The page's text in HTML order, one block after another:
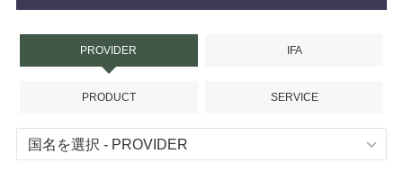
PROVIDER IFA
PRODUCT SERVICE